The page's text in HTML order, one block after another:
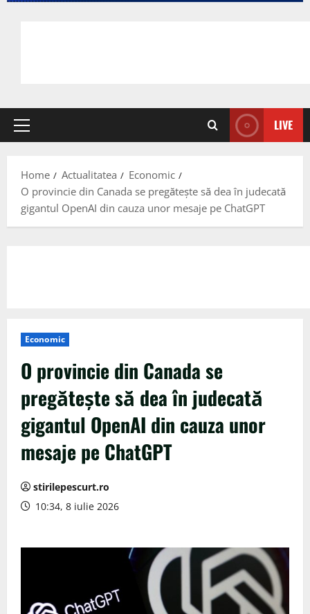
Primary
LIVE
Home Actualitatea
Economic
O provincie din Canada se pregăteşte să dea în judecată
gigantul OpenAI din cauza unor mesaje pe ChatGPT
Economic
O provincie din Canada se
pregăteşte să dea în judecată
gigantul OpenAI din cauza unor
mesaje pe ChatGPT
stirilepescurt.ro
10:34, 8 iulie 2026